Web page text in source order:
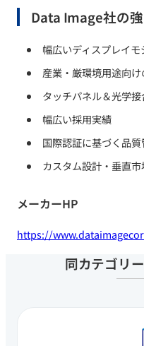
Data Image社の​
幅​広い​ディスプレイ
産業・厳環境用途向
タッチパネル＆光学
幅​広い​採用実績
国際認証に​基づく​品
カスタム設計・垂直
メーカーHP
https://
同カテゴリ